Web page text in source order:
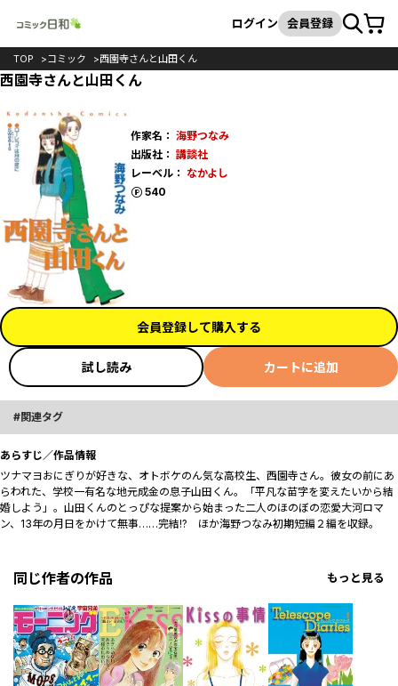
検索
ログイン 会員登録カート
TOP コミック 西園寺さんと山田くん
西園寺さんと山田くん
作家名： 海野つなみ
出版社： 講談社
レーベル： なかよし
540
ポイント
会員登録して購入する
試し読み カートに追加
関連タグ
あらすじ／作品情報
ツナマヨおにぎりが好きな、オトボケのん気な高校生、西園寺さん。彼女の前にあ
らわれた、学校一有名な地元成金の息子山田くん。「平凡な苗字を変えたいから結
婚しよう」。山田くんのとっぴな提案から始まった二人のほのぼの恋愛大河ロマ
ン、13年の月日をかけて無事……完結!? ほか海野つなみ初期短編２編を収録。
同じ作者の作品 もっと見る